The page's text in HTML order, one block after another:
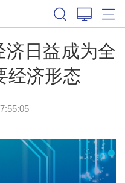
日益成为全
经济形态